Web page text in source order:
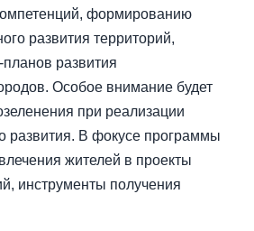
формированию
развития территорий,
развития
Особое внимание будет
при реализации
развития. В фокусе программы
жителей в проекты
инструменты получения